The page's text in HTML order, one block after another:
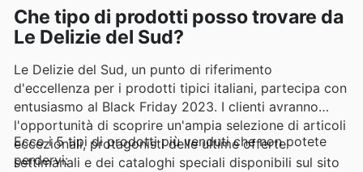
Che tipo di prodotti posso trovare da
Le Delizie del Sud?
Le Delizie del Sud, un punto di riferimento
d'eccellenza per i prodotti tipici italiani, partecipa con
entusiasmo al Black Friday 2023. I clienti avranno
l'opportunità di scoprire un'ampia selezione di articoli
eccezionali, protagonisti delle ultime offerte
settimanali e dei cataloghi speciali disponibili sul sito
Ecco i 5 tipi di prodotti più venduti che non potete
perdervi: